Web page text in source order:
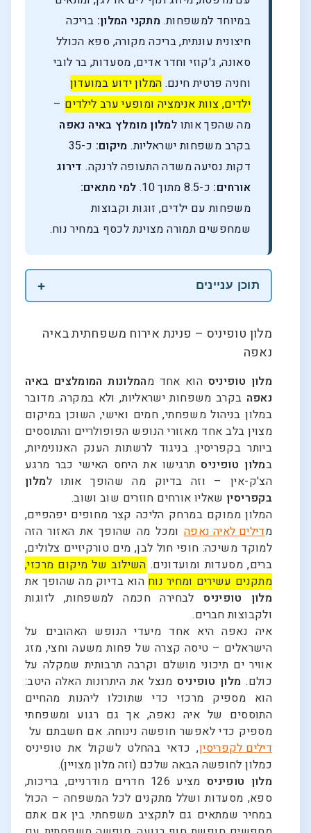
במיוחד למשפחות. מתקני המלון: בריכה
חיצונית עונתית, בריכה מקורה, ספא הכולל
סאונה, ג'קוזי וחדר אדים, מסעדות, בר לובי
וחניה פרטית חינם. המלון ידוע במועדון
ילדים, צוות אנימציה ומופעי ערב לילדים –
מה שהפך אותו למלון מומלץ באיה נאפה
בקרב משפחות ישראליות. מיקום:
כ-35
דקות נסיעה משדה התעופה לרנקה. דירוג
אורחים: כ-8.5 מתוך 10.
למי מתאים:
משפחות עם ילדים, זוגות וקבוצות
שמחפשים תמורה מצוינת לכסף במחיר נוח.
תוכן עניינים
מלון טופיניס – פנינת אירוח משפחתית באיה
נאפה
מלון טופיניס הוא אחד מהמלונות המומלצים באיה
נאפה בקרב משפחות ישראליות, ולא במקרה. מדובר
במלון בניהול משפחתי, חמים ואישי, השוכן במיקום
מצוין בלב אחד מאזורי הנופש הפופולריים והתוססים
ביותר בקפריסין. בניגוד לרשתות הענק האנונימיות,
במלון טופיניסתרגישו את היחס האישי כבר מרגע
הצ'ק-אין – וזה בדיוק מה שהופך אותו למלון
בקפריסין שאליו אורחים חוזרים שוב ושוב.
המלון ממוקם במרחק הליכה קצר מחופים יפהפיים,
מדילים לאיה נאפה ומכל מה שהופך את האזור הזה
למוקד משיכה: חופי חול לבן, מים טורקיזיים צלולים,
ברים, מסעדות ומועדונים. השילוב של מיקום מרכזי,
מתקנים עשירים ומחיר נוח הוא בדיוק מה שהופך את
מלון טופיניסלבחירה חכמה למשפחות, לזוגות
ולקבוצות חברים.
איה נאפה היא אחד מיעדי הנופש האהובים על
הישראלים – טיסה קצרה של פחות משעה וחצי, מזג
אוויר ים תיכוני מושלם וקרבה תרבותית שמקלה על
כולם. מלון טופיניסמנצל את היתרונות האלה היטב:
הוא מספיק מרכזי כדי שתוכלו ליהנות מהחיים
התוססים של איה נאפה, אך גם רגוע ומשפחתי
מספיק כדי לאפשר חופשה נינוחה. אם חשבתם על
דילים לקפריסין, כדאי בהחלט לשקול את טופיניס
כמלון לחופשה הבאה שלכם (וזה מלון מצויין).
מלון טופיניס
מציע 126 חדרים מודרניים, בריכות,
ספא, מסעדות ושלל מתקנים לכל המשפחה – הכול
במחיר שמתאים גם לתקציב משפחתי. בין אם אתם